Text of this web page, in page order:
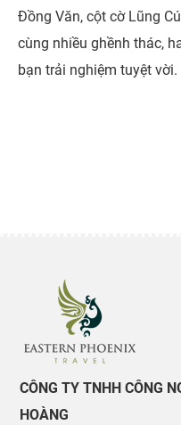
Đồng Văn, cột cờ Lũng
cùng nhiều ghềnh thác,
bạn trải nghiệm tuyệt vời.
CÔNG TY TNHH CÔNG
HOÀNG